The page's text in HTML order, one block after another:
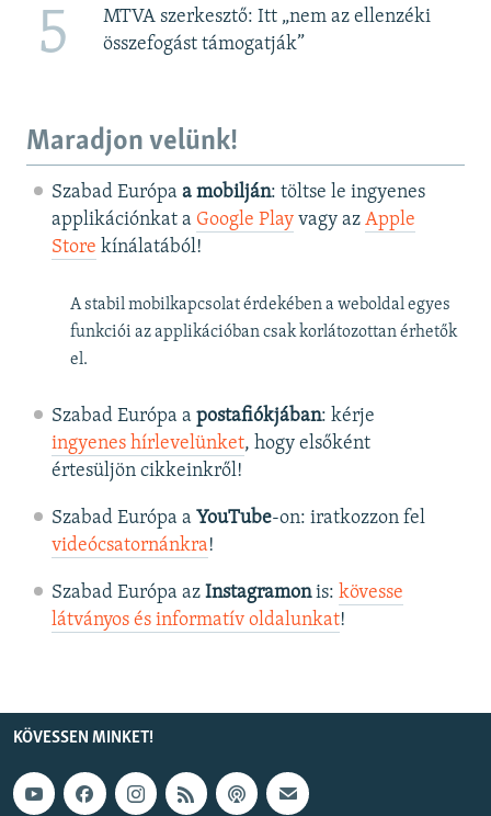
5
MTVA szerkesztő: Itt „nem az ellenzéki
összefogást támogatják”
Maradjon velünk!
Szabad Európa a mobilján: töltse le ingyenes
applikációnkat a Google Playvagy az Apple
Store kínálatából!
A stabil mobilkapcsolat érdekében a weboldal egyes
funkciói az applikációban csak korlátozottan érhetők
el.
Szabad Európa a postafiókjában: kérje
ingyenes hírlevelünket, hogy elsőként
értesüljön cikkeinkről!
Szabad Európa a YouTube-on: iratkozzon fel
videócsatornánkra!
Szabad Európa az Instagramonis: kövesse
látványos és informatív oldalunkat! ​
KÖVESSEN MINKET!